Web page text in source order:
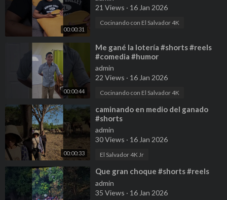
00:00:31
21 Views · 16 Jan 2026
Cocinando con El Salvador 4K
00:00:44
⁣Me gané la lotería #shorts #reels
#comedia #humor
admin
22 Views · 16 Jan 2026
Cocinando con El Salvador 4K
00:00:33
⁣caminando en medio del ganado
#shorts
admin
30 Views · 16 Jan 2026
El Salvador 4K Jr
⁣Que gran choque #shorts #reels
admin
35 Views · 16 Jan 2026